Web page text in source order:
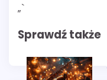
„`
Sprawdź także